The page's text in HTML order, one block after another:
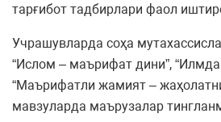
тарғибот тадбирлари фаол
Учрашувларда соҳа
“Ислом – маърифат дини”,
“Маърифатли жамият –
мавзуларда маърузалар